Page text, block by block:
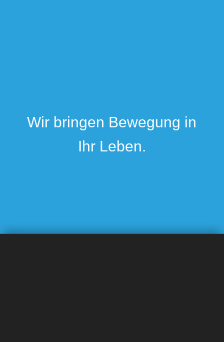
Wir bringen Bewegung in
Ihr Leben.